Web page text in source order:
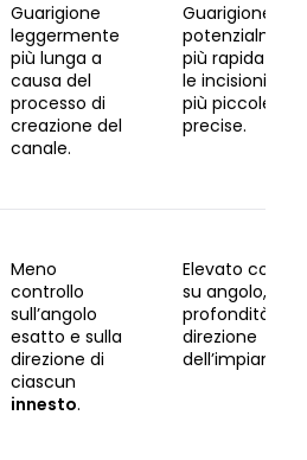
Guarigione
leggermente
più lunga a
causa del
processo di
creazione del
canale.
Guarigione
più rapida
le incisioni
più piccole e
precise.
Meno
controllo
sull’angolo
esatto e sulla
direzione di
ciascun
innesto.
Elevato
su angolo,
profondità e
direzione
dell’impianto.